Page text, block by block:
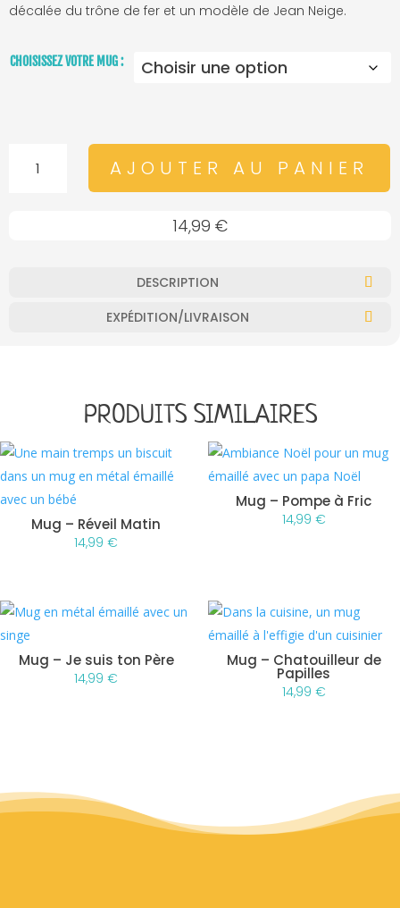
décalée du trône de fer et un modèle de Jean Neige.
CHOISISSEZ VOTRE MUG :
AJOUTER AU PANIER
14,99 €
DESCRIPTION
EXPÉDITION/LIVRAISON
PRODUITS SIMILAIRES
Mug – Réveil Matin
14,99€
Mug – Pompe à Fric
14,99 €
Mug – Je suis ton Père
14,99€
Mug – Chatouilleur de
Papilles
14,99 €